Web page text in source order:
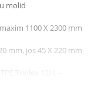
molid
1100 X 2300 mm
mm, jos 45 X 220 mm